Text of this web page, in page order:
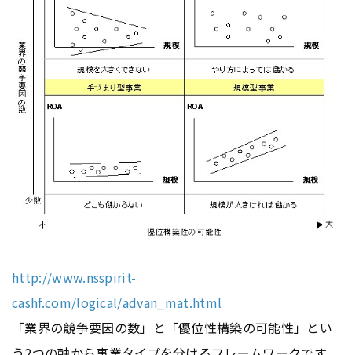
http://www.nsspirit-
cashf.com/logical/advan_mat.html
「業界の競争要因の数」と「優位性構築の可能性」とい